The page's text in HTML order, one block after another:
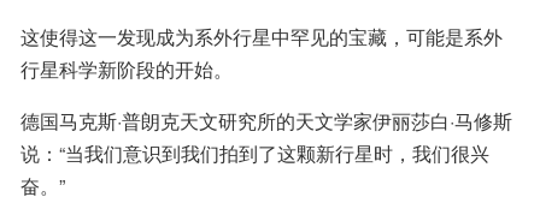
这使得这一发现成为系外行星中罕见的宝藏，可能是系外
行星科学新阶段的开始。
德国马克斯·普朗克天文研究所的天文学家伊丽莎白·马修斯
说：“当我们意识到我们拍到了这颗新行星时，我们很兴
奋。”